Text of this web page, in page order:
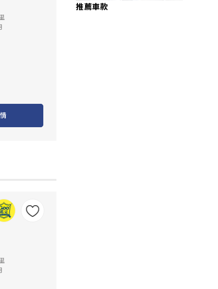
推薦車款